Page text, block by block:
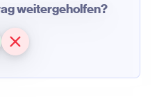
weitergeholfen?